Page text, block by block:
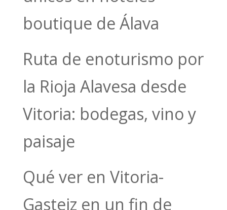
boutique de Álava
Ruta de enoturismo por
la Rioja Alavesa desde
Vitoria: bodegas, vino y
paisaje
Qué ver en Vitoria-
Gasteiz en un fin de